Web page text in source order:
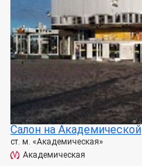
Салон на Академической
ст. м. «Академическая»
Академическая